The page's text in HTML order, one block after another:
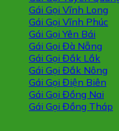
Gái Gọi Vĩnh Long
Gái Gọi Vĩnh Phúc
Gái Gọi Yên Bái
Gái Gọi Đà Nẵng
Gái Gọi Đắk Lắk
Gái Gọi Đắk Nông
Gái Gọi Điện Biên
Gái Gọi Đồng Nai
Gái Gọi Đồng Tháp